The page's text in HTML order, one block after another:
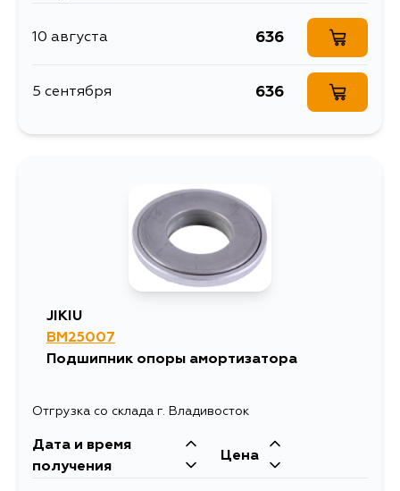
10 августа 636
5 сентября 636
JIKIU
BM25007
Подшипник опоры амортизатора
Отгрузка со склада г. Владивосток
Дата и время
получения
Цена